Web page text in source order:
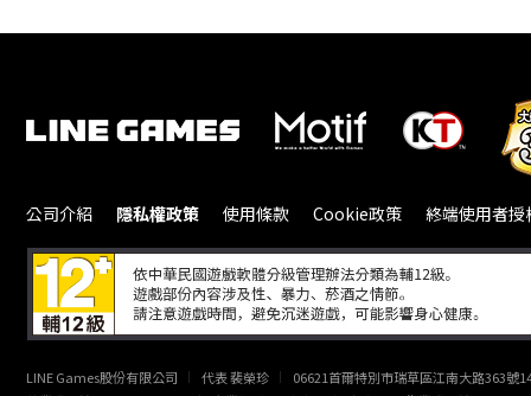
公司介紹 隱私權政策 使用條款 Cookie政策 終端使用者授
LINE Games股份有限公司 代表 裴榮珍 06621首爾特別市瑞草區江南大路363號